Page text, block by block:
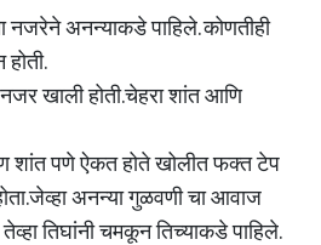
नजरेने अनन्याकडे पाहिले. कोणतीही
नजर खाली होती.चेहरा शांत आणि
शांत पणे ऐकत होते खोलीत फक्त टेप
अनन्या गुळवणी चा आवाज
तिघांनी चमकून तिच्याकडे पाहिले.